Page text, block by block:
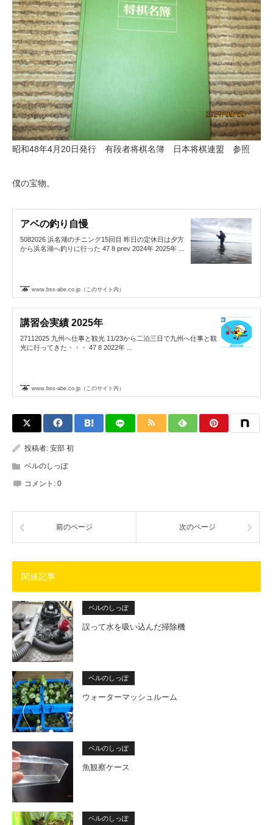
昭和48年4月20日発行 有段者将棋名簿 日本将棋連盟 参照
僕の宝物。
アベの釣り自慢
5082026 浜名湖のチニング15回目 昨日の定休日は夕方
から浜名湖へ釣りに行った 47 8 prev 2024年 2025年 ...
www.bss-abe.co.jp（このサイト内）
講習会実績 2025年
27112025 九州へ仕事と観光 11/23から二泊三日で九州へ仕事と観
光に行ってきた・・・ 47 8 2022年 ...
www.bss-abe.co.jp（このサイト内）
投稿者: 安部 初
ベルのしっぽ
コメント: 0
前のページ 次のページ
関連記事
ベルのしっぽ
誤って水を吸い込んだ掃除機
ベルのしっぽ
ウォーターマッシュルーム
ベルのしっぽ
魚観察ケース
ベルのしっぽ